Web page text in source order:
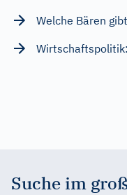
Welche Bären
Suche im